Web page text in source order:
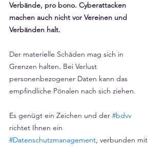
Verbände, pro bono. Cyberattacken
machen auch nicht vor Vereinen und
Verbänden halt.
Der materielle Schäden mag sich in
Grenzen halten. Bei Verlust
personenbezogener Daten kann das
empfindliche Pönalen nach sich ziehen.
Es genügt ein Zeichen und der #bdvv
richtet Ihnen ein
#Datenschutzmanagement, verbunden mit